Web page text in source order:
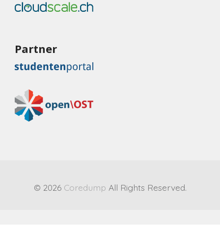
Partner
© 2026 Coredump All Rights Reserved.